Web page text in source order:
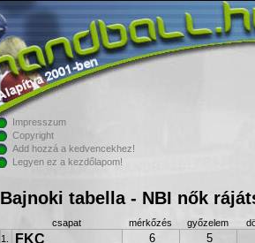
Impresszum
Copyright
Add hozzá a kedvencekhez!
Legyen ez a kezdőlapom!
Bajnoki tabella - NBI nők
csapat mérkőzés győzelem
1.
FKC 6 5